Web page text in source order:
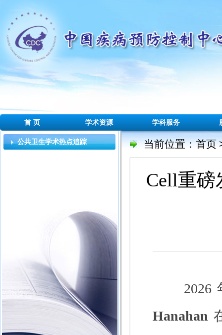
首 页 学术资源 学科服务
公共卫生学术热点追踪 当前位置：首页
Cell重磅
2026
Hanahan